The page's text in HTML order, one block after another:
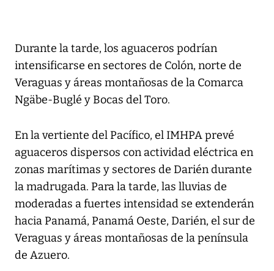
Durante la tarde, los aguaceros podrían
intensificarse en sectores de Colón, norte de
Veraguas y áreas montañosas de la Comarca
Ngäbe-Buglé y Bocas del Toro.
En la vertiente del Pacífico, el IMHPA prevé
aguaceros dispersos con actividad eléctrica en
zonas marítimas y sectores de Darién durante
la madrugada. Para la tarde, las lluvias de
moderadas a fuertes intensidad se extenderán
hacia Panamá, Panamá Oeste, Darién, el sur de
Veraguas y áreas montañosas de la península
de Azuero.